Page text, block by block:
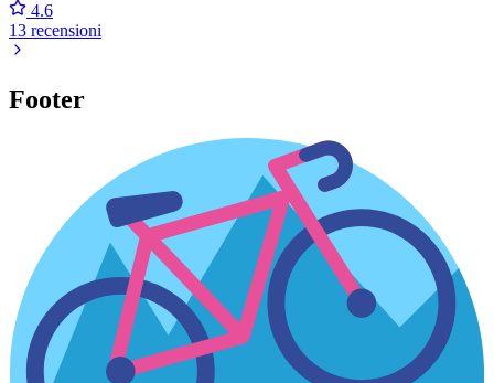
4.6
13 recensioni
Footer